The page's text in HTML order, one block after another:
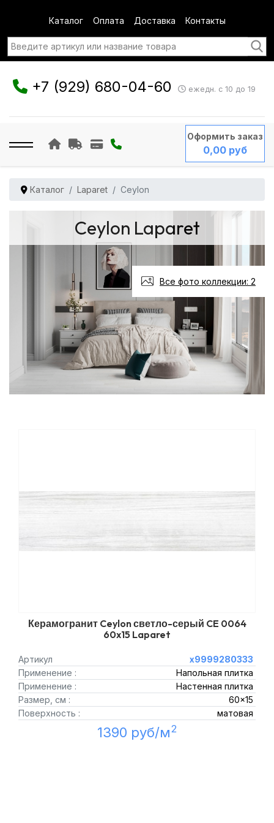
Каталог Оплата Доставка Контакты
+7 (929) 680-04-60 ежедн. с 10 до 19
Оформить заказ
0,00 руб
Каталог Laparet Ceylon
Ceylon Laparet
Все фото коллекции: 2
Керамогранит Ceylon светло-серый CE 0064
60x15 Laparet
Артикул
х9999280333
Применение :
Напольная плитка
Применение :
Настенная плитка
Размер, см :
60x15
Поверхность :
матовая
1390 руб/м2